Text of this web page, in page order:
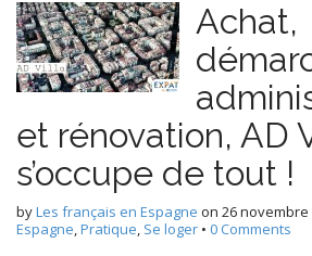
Achat,
et rénovation, AD
s’occupe de tout !
byLes français en Espagne on 26 novembre
Espagne,Pratique, Se loger • 0 Comments